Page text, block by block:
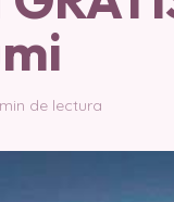
de lectura